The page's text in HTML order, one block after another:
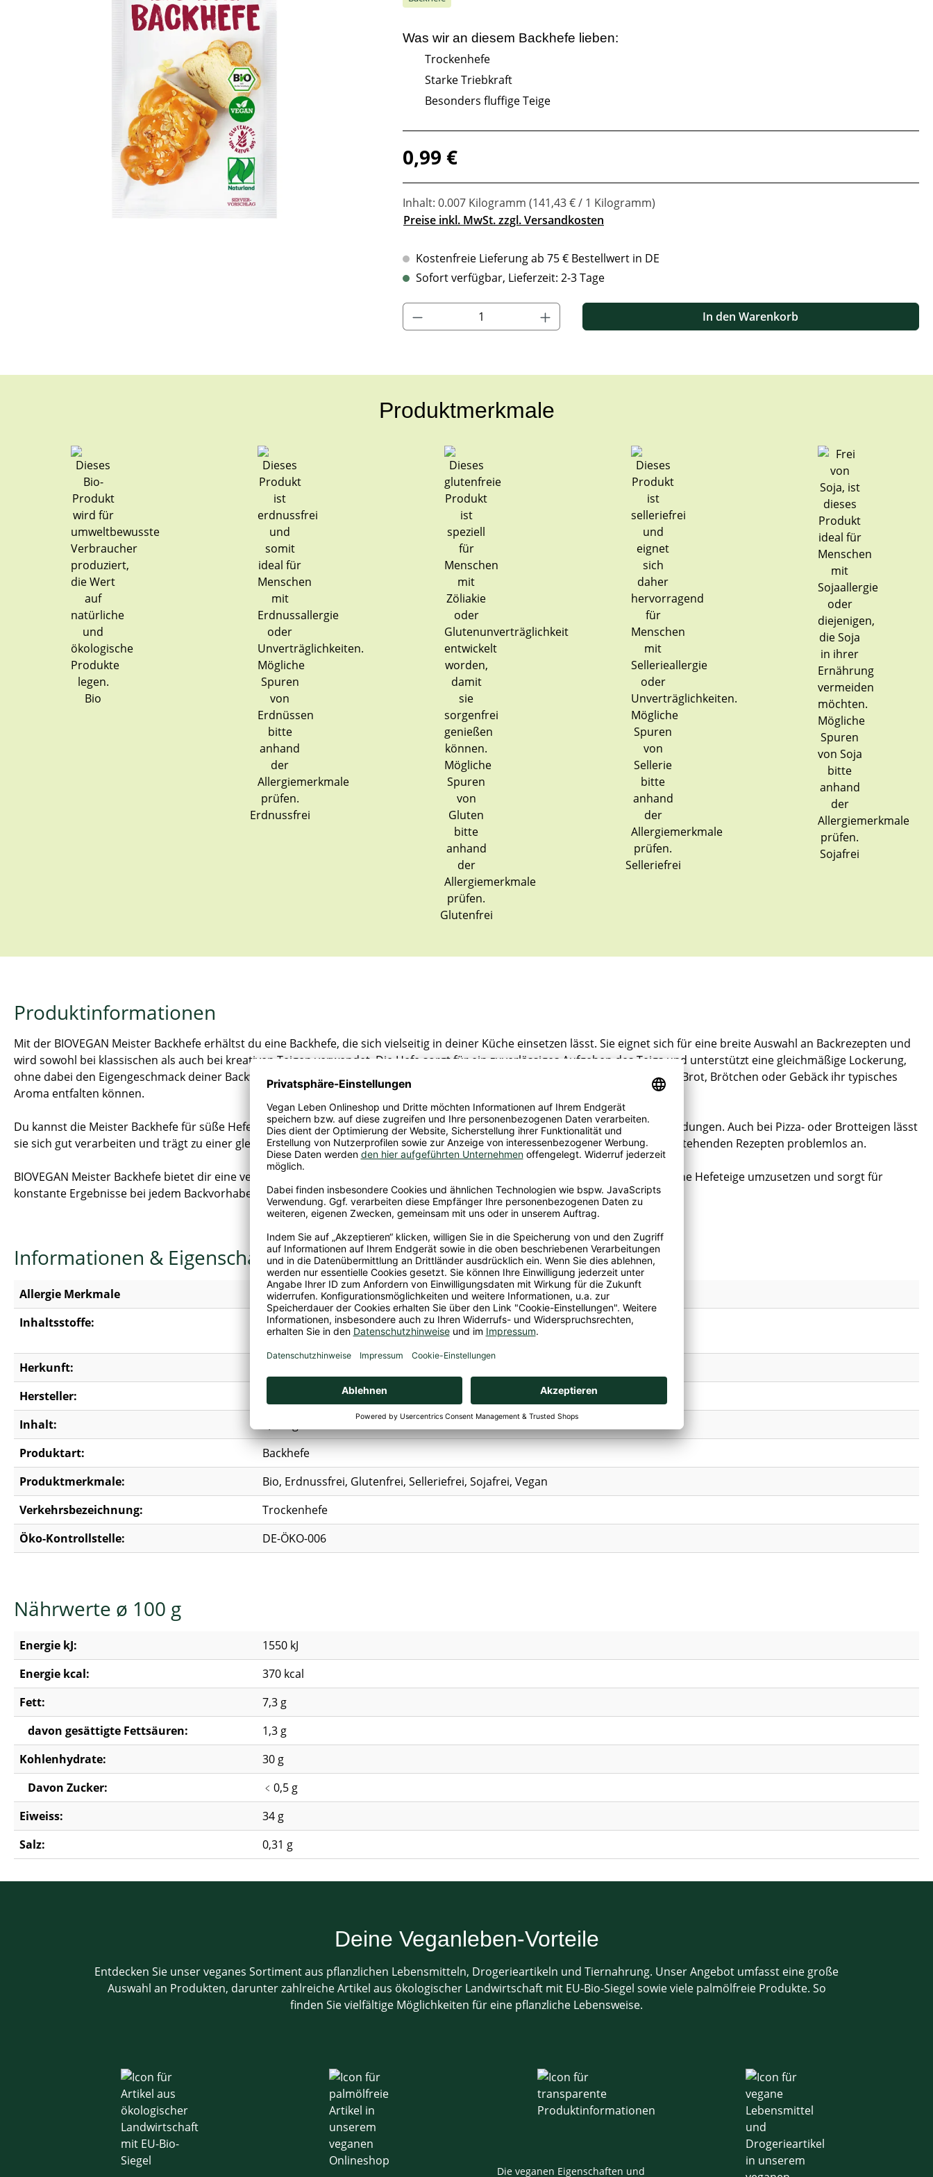
Was wir an diesem Backhefe lieben:
Trockenhefe
Starke Triebkraft
Besonders fluffige Teige
Regulärer Preis:
0,99 €
Inhalt: 0.007 Kilogramm (141,43 € / 1 Kilogramm)
Preise inkl. MwSt. zzgl. Versandkosten
Kostenfreie Lieferung ab 75 € Bestellwert in DE
Sofort verfügbar, Lieferzeit: 2-3 Tage
Produkt Anzahl: Gib den gewünschten Wert ein oder benutze die Schaltflächen um die Anzahl zu erhöhen oder
In den Warenkorb
Produktmerkmale
Bio
Erdnussfrei
Glutenfrei
Selleriefrei
Sojafrei
Produktinformationen
Mit der BIOVEGAN Meister Backhefe erhältst du eine Backhefe, die sich vielseitig in deiner Küche einsetzen lässt. Sie eignet sich für eine breite Auswahl an Backrezepten und
wird sowohl bei klassischen als auch bei kreativen Teigen verwendet. Die Hefe sorgt für ein zuverlässiges Aufgehen des Teigs und unterstützt eine gleichmäßige Lockerung,
ohne dabei den Eigengeschmack deiner Backwaren zu beeinflussen. Geschmacklich bleibt sie angenehm zurückhaltend, sodass Brot, Brötchen oder Gebäck ihr typisches
Aroma entfalten können.
Du kannst die Meister Backhefe für süße Hefeteige wie Zöpfe, Schnecken oder Blechkuchen nutzen, ebenso für herzhafte Anwendungen. Auch bei Pizza- oder Brotteigen lässt
sie sich gut verarbeiten und trägt zu einer gleichmäßigen Teigstruktur bei. Die Handhabung ist unkompliziert und passt sich bestehenden Rezepten problemlos an.
BIOVEGAN Meister Backhefe bietet dir eine verlässliche Grundlage für viele Backideen. Sie unterstützt dich dabei, unterschiedliche Hefeteige umzusetzen und sorgt für
konstante Ergebnisse bei jedem Backvorhaben.
Informationen & Eigenschaften
Allergie Merkmale Kann Spuren vonSoja, Lupinen und Schalenfrüchtenenthalten.
Inhaltsstoffe:
Frischhefe getrocknet*.
*aus kontrolliert biologischem Anbau.
Herkunft:
Hersteller:
Biovegan GmbH, Biovegan-llee 1, DE-56579 Bonefeld, ,
Inhalt:
Produktart:
Backhefe
Produktmerkmale:
Bio, Erdnussfrei, Glutenfrei, Selleriefrei, Sojafrei, Vegan
Verkehrsbezeichnung:
Trockenhefe
Öko-Kontrollstelle:
DE-ÖKO-006
Nährwerte ø 100 g
Energie kJ:
1550 kJ
Energie kcal:
370 kcal
Fett:
7,3 g
davon gesättigte Fettsäuren:
1,3 g
Kohlenhydrate:
30 g
Davon Zucker:
﹤0,5 g
Eiweiss:
34 g
Salz:
0,31 g
Deine Veganleben-Vorteile
Entdecken Sie unser veganes Sortiment aus pflanzlichen Lebensmitteln, Drogerieartikeln und Tiernahrung. Unser Angebot umfasst eine große
Auswahl an Produkten, darunter zahlreiche Artikel aus ökologischer Landwirtschaft mit EU-Bio-Siegel sowie viele palmölfreie Produkte. So
finden Sie vielfältige Möglichkeiten für eine pflanzliche Lebensweise.
Die veganen Eigenschaften und